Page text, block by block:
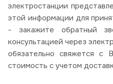
электростанции
этой информации для
- закажите обратный
консультацией через
обязательно свяжется с
стоимость с учетом